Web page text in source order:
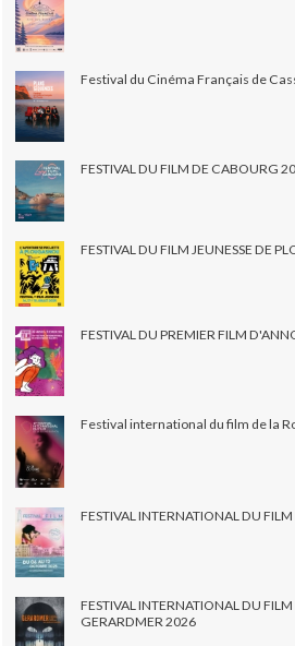
Festival du Cinéma Français de
FESTIVAL DU FILM DE CABOURG
FESTIVAL DU FILM JEUNESSE DE
FESTIVAL DU PREMIER FILM
Festival international du film de la
FESTIVAL INTERNATIONAL DU
FESTIVAL INTERNATIONAL DU
GERARDMER 2026